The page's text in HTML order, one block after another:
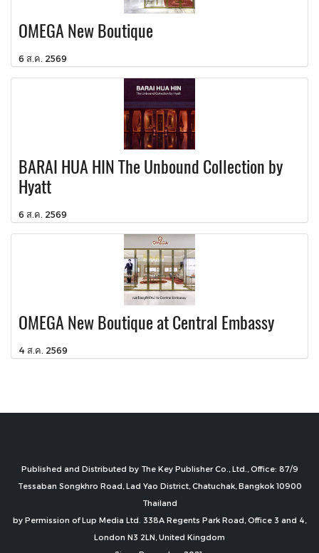
OMEGA New Boutique
6 ส.ค. 2569
BARAI HUA HIN The Unbound Collection by
Hyatt
6 ส.ค. 2569
OMEGA New Boutique at Central Embassy
4 ส.ค. 2569
Published and Distributed by The Key Publisher Co., Ltd., Office: 87/9
Tessaban Songkhro Road, Lad Yao District, Chatuchak, Bangkok 10900
Thailand
by Permission of Lup Media Ltd. 338A Regents Park Road, Office 3 and 4,
London N3 2LN, United Kingdom